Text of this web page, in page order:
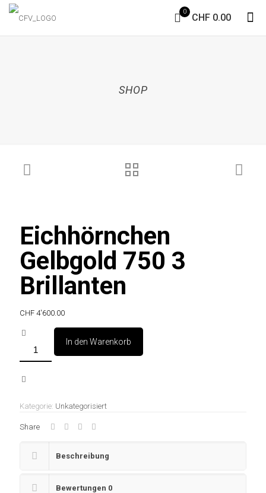
0
CHF 0.00
SHOP
Eichhörnchen
Gelbgold 750 3
Brillanten
CHF 4'600.00
Eichhörnchen
Gelbgold
3
In den Warenkorb
Kategorie: Unkategorisiert
Share
Beschreibung
Bewertungen 0